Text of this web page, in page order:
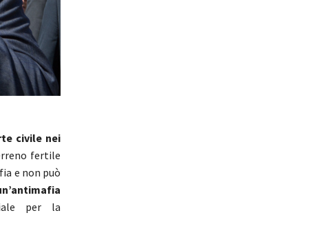
civile nei
fertile
e non può
per la